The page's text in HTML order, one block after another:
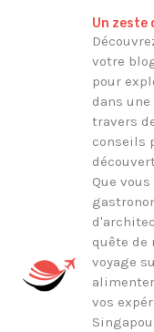
Un zeste
votre
pour
dans
travers
conseils
Que
quête de
voyage
vos
Rechercher